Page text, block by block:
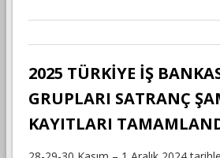
2025 TÜRKİYE İŞ
GRUPLARI SATRANÇ
KAYITLARI